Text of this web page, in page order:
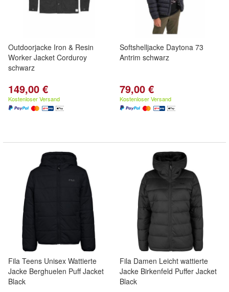
Outdoorjacke Iron & Resin
Worker Jacket Corduroy
schwarz
149,00 €
Kostenloser Versand
Softshelljacke Daytona 73
Antrim schwarz
79,00 €
Kostenloser Versand
Fila Teens Unisex Wattierte
Jacke Berghuelen Puff Jacket
Black
Fila Damen Leicht wattierte
Jacke Birkenfeld Puffer Jacket
Black